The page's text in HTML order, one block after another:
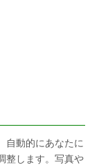
自動的にあなたに
整します。写真や